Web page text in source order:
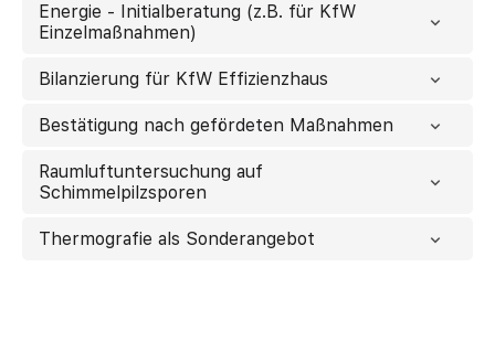
Energie - Initialberatung (z.B. für KfW
Einzelmaßnahmen)
Bilanzierung für KfW Effizienzhaus
Bestätigung nach gefördeten Maßnahmen
Raumluftuntersuchung auf
Schimmelpilzsporen
Thermografie als Sonderangebot